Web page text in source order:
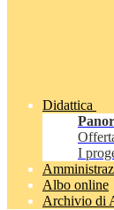
Didattica
I
Albo online
Archivio di